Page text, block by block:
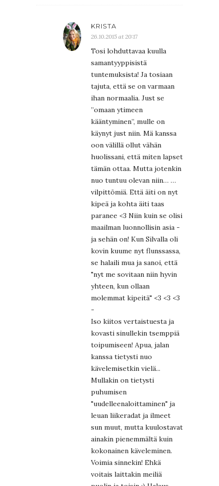
KRISTA
26.10.2015 at 20:17
Tosi lohduttavaa kuulla
samantyyppisistä
tuntemuksista! Ja tosiaan
tajuta, että se on varmaan
ihan normaalia. Just se
”omaan ytimeen
kääntyminen”, mulle on
käynyt just niin. Mä kanssa
oon välillä ollut vähän
huolissani, että miten lapset
tämän ottaa. Mutta jotenkin
nuo tuntuu olevan niin… …
vilpittömiä. Että äiti on nyt
kipeä ja kohta äiti taas
paranee <3 Niin kuin se olisi
maailman luonnollisin asia -
ja sehän on! Kun Silvalla oli
kovin kuume nyt flunssassa,
se halaili mua ja sanoi, että
"nyt me sovitaan niin hyvin
yhteen, kun ollaan
molemmat kipeitä" <3 <3 <3
-
Iso kiitos vertaistuesta ja
kovasti sinullekin tsemppiä
toipumiseen! Apua, jalan
kanssa tietysti nuo
kävelemisetkin vielä...
Mullakin on tietysti
puhumisen
"uudelleenaloittaminen" ja
leuan liikeradat ja ilmeet
sun muut, mutta kuulostavat
ainakin pienemmältä kuin
kokonainen käveleminen.
Voimia sinnekin! Ehkä
voitais laittakin meiliä